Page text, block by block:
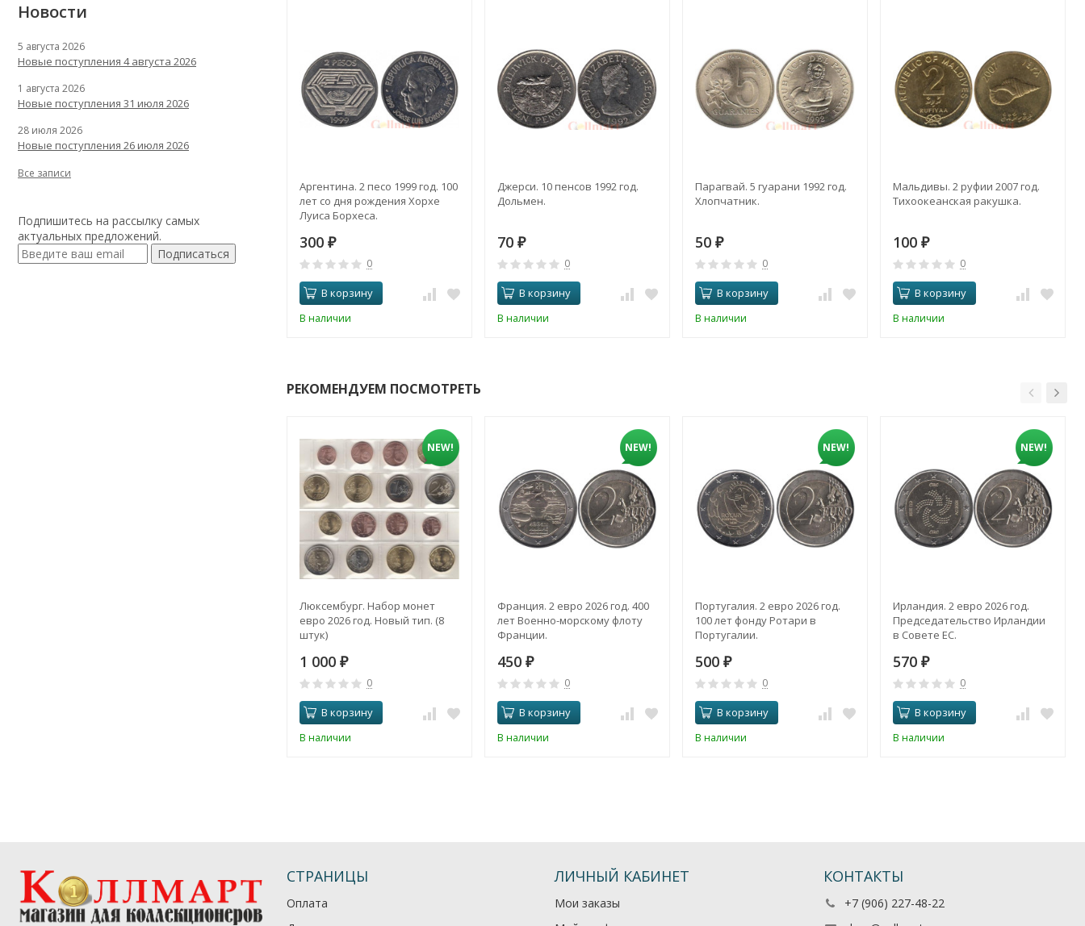
Аргентина. 2 песо 1999 год. 100
лет со дня рождения Хорхе
Луиса Борхеса.
300 ₽
0
В корзину
В наличии
Джерси. 10 пенсов 1992 год.
Дольмен.
70 ₽
0
В корзину
В наличии
Парагвай. 5 гуарани 1992 год.
Хлопчатник.
50 ₽
0
В корзину
В наличии
Мальдивы. 2 руфии 2007 год.
Тихоокеанская ракушка.
100 ₽
0
В корзину
В наличии
РЕКОМЕНДУЕМ ПОСМОТРЕТЬ
NEW!
Люксембург. Набор монет
евро 2026 год. Новый тип. (8
штук)
1 000 ₽
0
В корзину
В наличии
NEW!
Франция. 2 евро 2026 год. 400
лет Военно-морскому флоту
Франции.
450 ₽
0
В корзину
В наличии
NEW!
Португалия. 2 евро 2026 год.
100 лет фонду Ротари в
Португалии.
500 ₽
0
В корзину
В наличии
NEW!
Ирландия. 2 евро 2026 год.
Председательство Ирландии
в Совете ЕС.
570 ₽
0
В корзину
В наличии
Новости
5 августа 2026
Новые поступления 4 августа 2026
1 августа 2026
Новые поступления 31 июля 2026
28 июля 2026
Новые поступления 26 июля 2026
Все записи
Подпишитесь на рассылку самых
актуальных предложений.
Подписаться
СТРАНИЦЫ
Оплата
ЛИЧНЫЙ КАБИНЕТ
Мои заказы
КОНТАКТЫ
+7 (906) 227-48-22